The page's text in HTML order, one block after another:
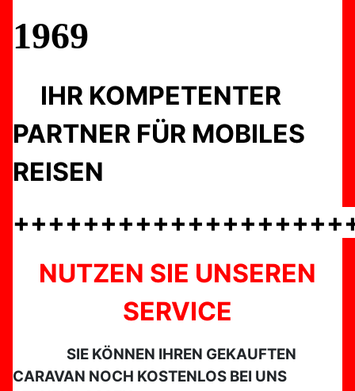
1969
IHR KOMPETENTER
PARTNER FÜR MOBILES
REISEN
NUTZEN SIE UNSEREN
SERVICE
SIE KÖNNEN IHREN GEKAUFTEN
CARAVAN NOCH KOSTENLOS BEI UNS